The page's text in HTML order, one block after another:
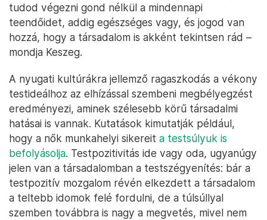
tudod végezni gond nélkül a mindennapi
teendőidet, addig egészséges vagy, és jogod van
hozzá, hogy a társadalom is akként tekintsen rád –
mondja Keszeg.
A nyugati kultúrákra jellemző ragaszkodás a vékony
testideálhoz az elhízással szembeni megbélyegzést
eredményezi, aminek szélesebb körű társadalmi
hatásai is vannak. Kutatások kimutatják például,
hogy a nők munkahelyi sikereit a testsúlyuk is
befolyásolja. Testpozitivitás ide vagy oda, ugyanúgy
jelen van a társadalomban a testszégyenítés: bár a
testpozitív mozgalom révén elkezdett a társadalom
a teltebb idomok felé fordulni, de a túlsúllyal
szemben továbbra is nagy a megvetés, mivel nem